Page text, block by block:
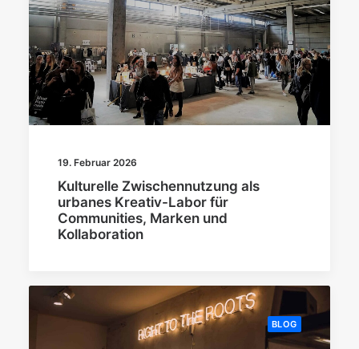
19. Februar 2026
Kulturelle Zwischennutzung als
urbanes Kreativ-Labor für
Communities, Marken und
Kollaboration
BLOG